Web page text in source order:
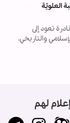
إلى القرن 14 في العتبة العلويّة
تعود إلى
والتاريخي.
لهم